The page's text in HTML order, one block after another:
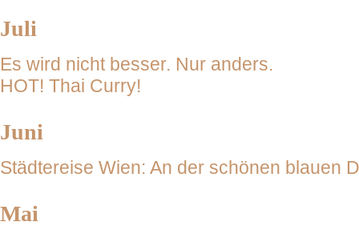
Juli
Es wird nicht besser. Nur anders.
HOT! Thai Curry!
Juni
Städtereise Wien: An der schönen blauen
Mai